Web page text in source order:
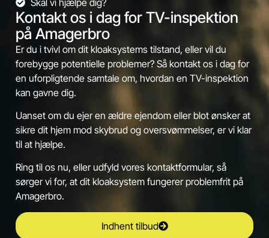
Kontakt os i dag for TV-inspektion
på Amagerbro
Er du i tvivl om dit kloaksystems tilstand, eller vil du
forebygge potentielle problemer? Så kontakt os i dag for
en uforpligtende samtale om, hvordan en TV-inspektion
kan gavne dig.
Uanset om du ejer en ældre ejendom eller blot ønsker at
sikre dit hjem mod skybrud og oversvømmelser, er vi klar
til at hjælpe.
Ring til os nu, eller udfyld vores kontaktformular, så
sørger vi for, at dit kloaksystem fungerer problemfrit på
Amagerbro.
Indhent tilbud